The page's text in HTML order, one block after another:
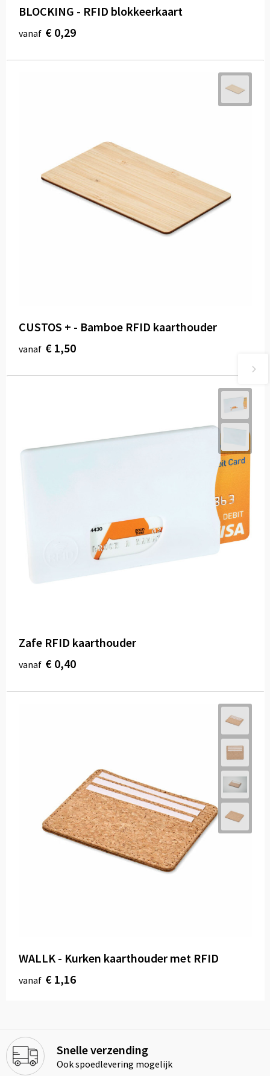
BLOCKING - RFID blokkeerkaart
vanaf € 0,29
CUSTOS + - Bamboe RFID kaarthouder
vanaf € 1,50
Zafe RFID kaarthouder
vanaf € 0,40
WALLK - Kurken kaarthouder met RFID
vanaf € 1,16
Snelle verzending
Ook spoedlevering mogelijk